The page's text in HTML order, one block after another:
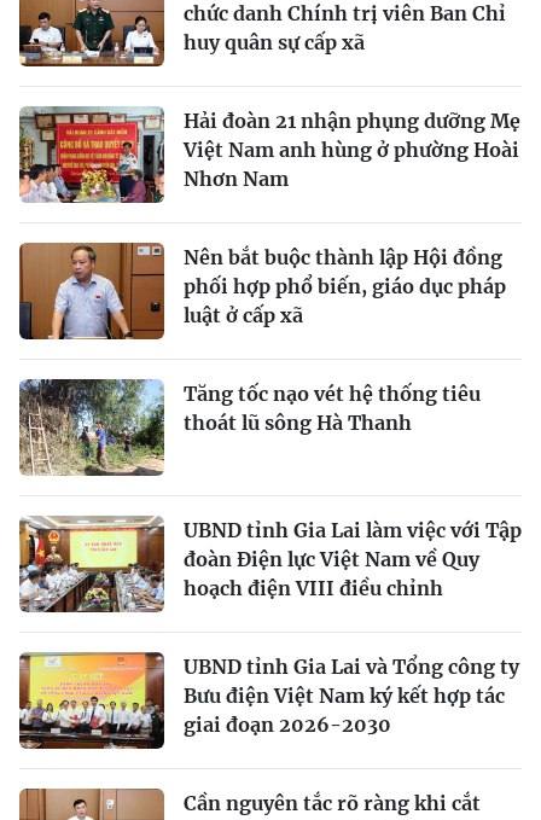
chức danh Chính trị viên Ban Chỉ
huy quân sự cấp xã
Hải đoàn 21 nhận phụng dưỡng Mẹ
Việt Nam anh hùng ở phường Hoài
Nhơn Nam
Nên bắt buộc thành lập Hội đồng
phối hợp phổ biến, giáo dục pháp
luật ở cấp xã
Tăng tốc nạo vét hệ thống tiêu
thoát lũ sông Hà Thanh
UBND tỉnh Gia Lai làm việc với Tập
đoàn Điện lực Việt Nam về Quy
hoạch điện VIII điều chỉnh
UBND tỉnh Gia Lai và Tổng công ty
Bưu điện Việt Nam ký kết hợp tác
giai đoạn 2026-2030
Cần nguyên tắc rõ ràng khi cắt